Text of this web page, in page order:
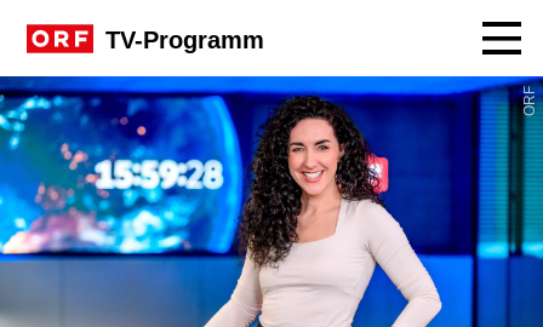
TV-Programm
ORF